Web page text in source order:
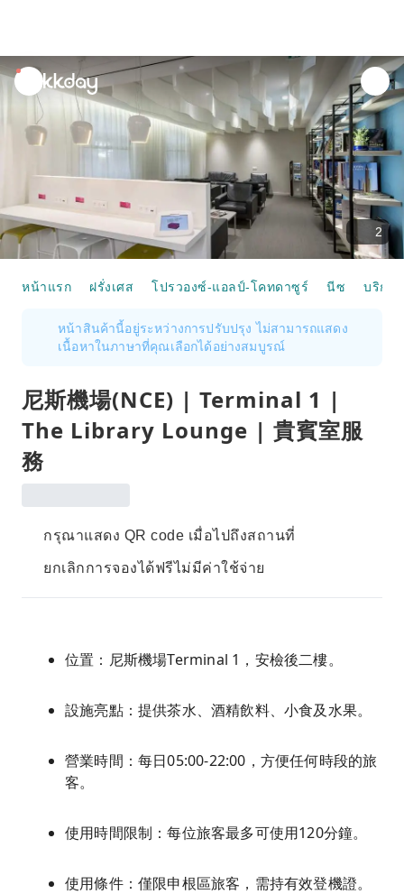
unread
notifications
2
หน้าแรก ฝรั่งเศส โปรวองซ์-แอลป์-โคทดาซูร์ นีซ บริกา
หน้าสินค้านี้อยู่ระหว่างการปรับปรุง ไม่สามารถแสดง
เนื้อหาในภาษาที่คุณเลือกได้อย่างสมบูรณ์
尼斯機場(NCE) | Terminal 1 |
The Library Lounge | 貴賓室服
務
กรุณาแสดง QR code เมื่อไปถึงสถานที่
ยกเลิกการจองได้ฟรีไม่มีค่าใช้จ่าย
位置：尼斯機場Terminal 1，安檢後二樓。
設施亮點：提供茶水、酒精飲料、小食及水果。
營業時間：每日05:00-22:00，方便任何時段的旅
客。
使用時間限制：每位旅客最多可使用120分鐘。
使用條件：僅限申根區旅客，需持有效登機證。